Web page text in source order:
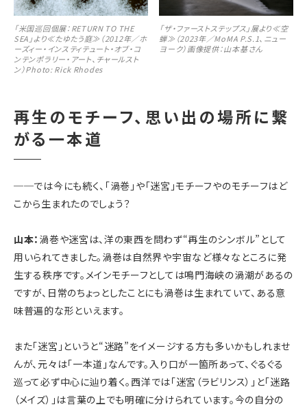
「米国巡回個展：RETURN TO THE
SEA」より≪たゆたう庭≫（2012年／ホ
ーズィー・インスティテュート・オブ・コ
ンテンポラリー・アート、チャールスト
ン）Photo: Rick Rhodes
「ザ・ファーストステップス」展より≪空
蝉≫（2023年／MoMA P.S.1、ニュー
ヨーク）画像提供：山本基さん
再生のモチーフ、思い出の場所に繋
がる一本道
──では今にも続く、「渦巻」や「迷宮」モチーフやのモチーフはど
こから生まれたのでしょう？
山本： 渦巻や迷宮は、洋の東西を問わず“再生のシンボル”として
用いられてきました。渦巻は自然界や宇宙など様々なところに発
生する秩序です。メインモチーフとしては鳴門海峡の渦潮があるの
ですが、日常のちょっとしたことにも渦巻は生まれていて、ある意
味普遍的な形といえます。
また「迷宮」というと“迷路”をイメージする方も多いかもしれませ
んが、元々は「一本道」なんです。入り口が一箇所あって、 ぐるぐる
巡って必ず中心に辿り着く。西洋では「迷宮（ラビリンス）」と「迷路
（メイズ）」は言葉の上でも明確に分けられています。今の自分の